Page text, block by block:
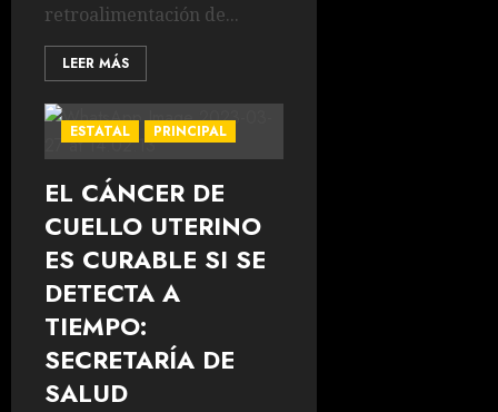
retroalimentación de...
LEER MÁS
ESTATAL PRINCIPAL
EL CÁNCER DE
CUELLO UTERINO
ES CURABLE SI SE
DETECTA A
TIEMPO:
SECRETARÍA DE
SALUD